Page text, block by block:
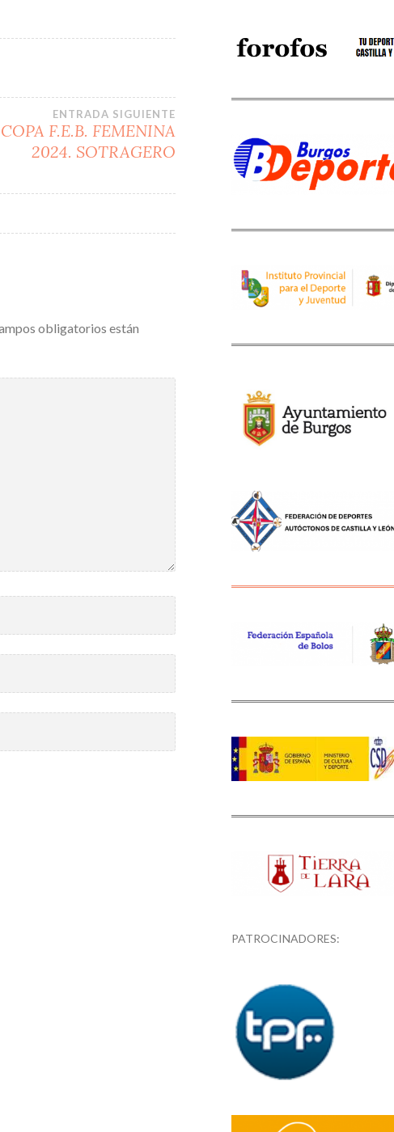
ENTRADA SIGUIENTE
F.E.B. FEMENINA
2024. SOTRAGERO
obligatorios están
PATROCINADORES: